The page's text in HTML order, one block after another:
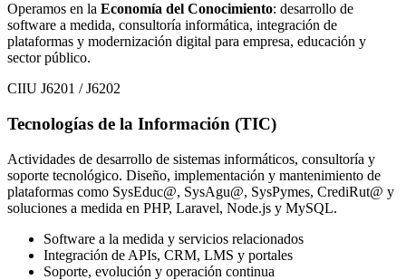
Operamos en la Economía del Conocimiento: desarrollo de
software a medida, consultoría informática, integración de
plataformas y modernización digital para empresa, educación y
sector público.
CIIU J6201 / J6202
Tecnologías de la Información (TIC)
Actividades de desarrollo de sistemas informáticos, consultoría y
soporte tecnológico. Diseño, implementación y mantenimiento de
plataformas como SysEduc@, SysAgu@, SysPymes, CrediRut@ y
soluciones a medida en PHP, Laravel, Node.js y MySQL.
Software a la medida y servicios relacionados
Integración de APIs, CRM, LMS y portales
Soporte, evolución y operación continua